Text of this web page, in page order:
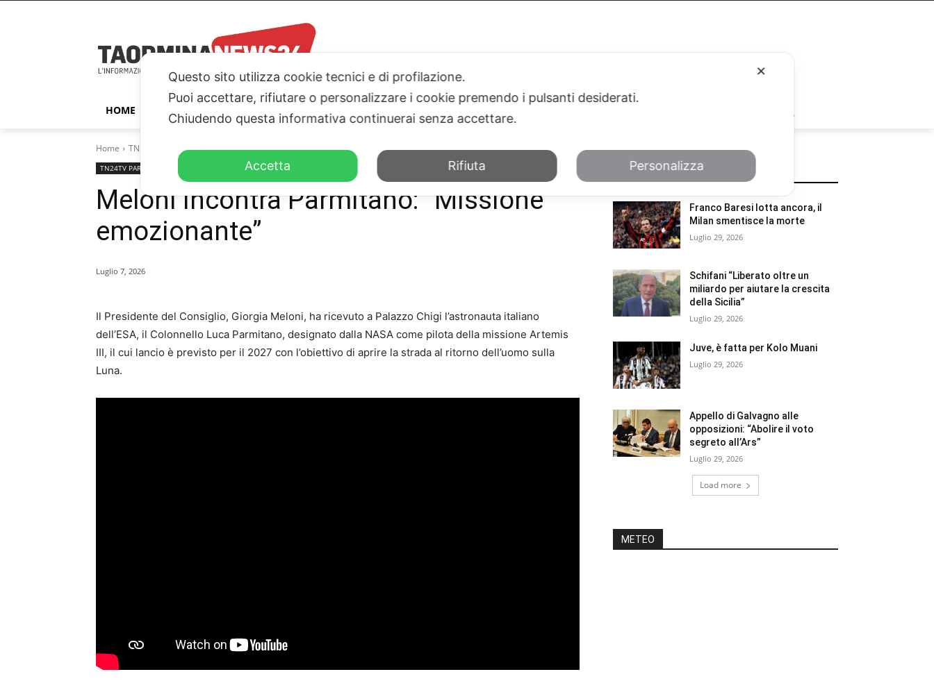
HOME TAORMINA ITALIA – ESTERI PARLAMENTO
Home TN24TV PARLAMENTO Meloni incontra Parmitano: "Missione emozionante"
TN24TV PARLAMENTO
Meloni incontra Parmitano: “Missione
emozionante”
Luglio 7, 2026
Il Presidente del Consiglio, Giorgia Meloni, ha ricevuto a Palazzo Chigi l’astronauta italiano
dell’ESA, il Colonnello Luca Parmitano, designato dalla NASA come pilota della missione Artemis
III, il cui lancio è previsto per il 2027 con l’obiettivo di aprire la strada al ritorno dell’uomo sulla
Luna.
POTREBBE INTERESSARTI
Franco Baresi lotta ancora, il
Milan smentisce la morte
Luglio 29, 2026
Schifani “Liberato oltre un
miliardo per aiutare la crescita
della Sicilia”
Luglio 29, 2026
Juve, è fatta per Kolo Muani
Luglio 29, 2026
Appello di Galvagno alle
opposizioni: “Abolire il voto
segreto all’Ars”
Luglio 29, 2026
Load more
METEO
✕
Questo sito utilizza cookie tecnici e di profilazione.
Puoi accettare, rifiutare o personalizzare i cookie premendo i pulsanti desiderati.
Chiudendo questa informativa continuerai senza accettare.
Accetta Rifiuta Personalizza